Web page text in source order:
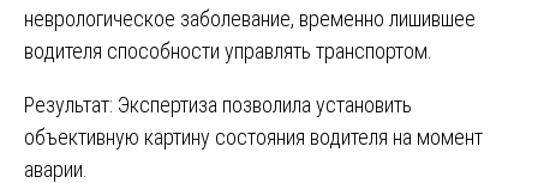
неврологическое заболевание, временно лишившее
водителя способности управлять транспортом.
Результат: Экспертиза позволила установить
объективную картину состояния водителя на момент
аварии.